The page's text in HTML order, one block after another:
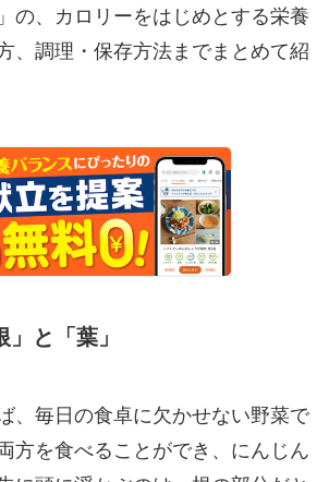
の、カロリーをはじめとする栄養
、調理・保存方法までまとめて紹
と「葉」
、毎日の食卓に欠かせない野菜で
方を食べることができ、にんじん